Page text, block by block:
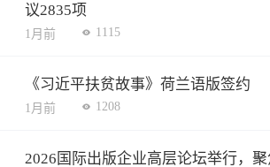
议2835项
1月前 1115
《习近平扶贫故事》荷兰语版签约
1月前 1208
2026国际出版企业高层论坛举行，